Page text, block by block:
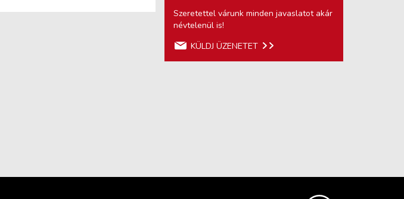
Szeretettel várunk minden javaslatot akár
névtelenül is!
KÜLDJ ÜZENETET